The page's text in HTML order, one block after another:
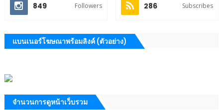
849 Followers 286 Subscribes
แบนเนอร์โฆษณาพร้อมลิงค์ (ตัวอย่าง)
จำนวนการดูหน้าเว็บรวม